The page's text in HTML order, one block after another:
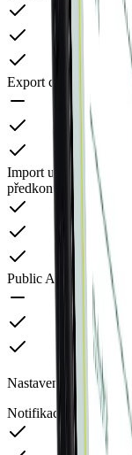
Export cesťáků a
Import uživatelů,
předkontací a nákl.
Public API
Nastavení notifikací
Notifikace k výdajům